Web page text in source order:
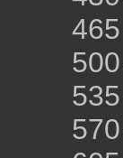
465
500
535
570